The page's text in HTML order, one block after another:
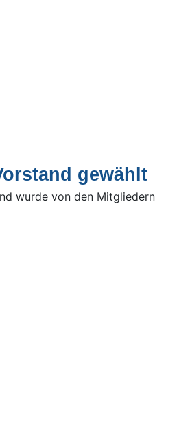
gewählt
wurde von den Mitgliedern